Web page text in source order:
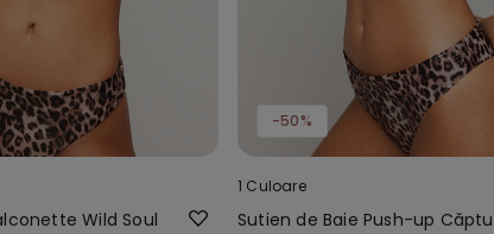
Wild Soul
-50%
1 Culoare
Sutien de Baie Push-up